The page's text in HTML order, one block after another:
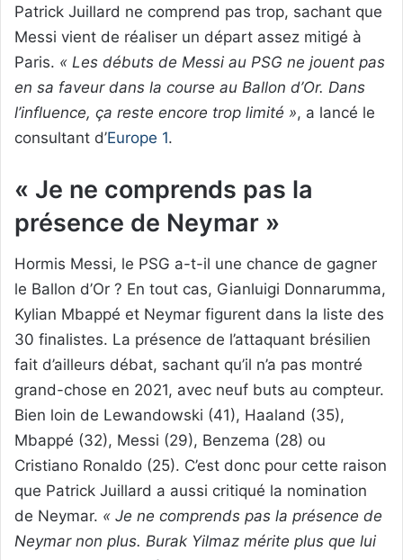
Patrick Juillard ne comprend pas trop, sachant que
Messi vient de réaliser un départ assez mitigé à
Paris. « Les débuts de Messi au PSG ne jouent pas
en sa faveur dans la course au Ballon d’Or. Dans
l’influence, ça reste encore trop limité », a lancé le
consultant d’Europe 1.
« Je ne comprends pas la
présence de Neymar »
Hormis Messi, le PSG a-t-il une chance de gagner
le Ballon d’Or ? En tout cas, Gianluigi Donnarumma,
Kylian Mbappé et Neymar figurent dans la liste des
30 finalistes. La présence de l’attaquant brésilien
fait d’ailleurs débat, sachant qu’il n’a pas montré
grand-chose en 2021, avec neuf buts au compteur.
Bien loin de Lewandowski (41), Haaland (35),
Mbappé (32), Messi (29), Benzema (28) ou
Cristiano Ronaldo (25). C’est donc pour cette raison
que Patrick Juillard a aussi critiqué la nomination
de Neymar. « Je ne comprends pas la présence de
Neymar non plus. Burak Yilmaz mérite plus que lui